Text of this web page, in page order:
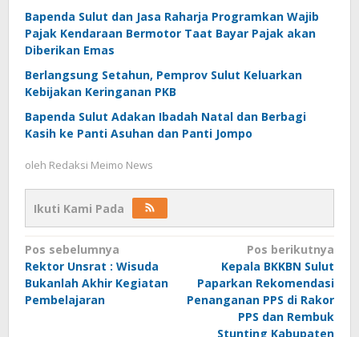
Bapenda Sulut dan Jasa Raharja Programkan Wajib
Pajak Kendaraan Bermotor Taat Bayar Pajak akan
Diberikan Emas
Berlangsung Setahun, Pemprov Sulut Keluarkan
Kebijakan Keringanan PKB
Bapenda Sulut Adakan Ibadah Natal dan Berbagi
Kasih ke Panti Asuhan dan Panti Jompo
oleh Redaksi Meimo News
Ikuti Kami Pada
Navigasi
pos
Pos sebelumnya
Rektor Unsrat : Wisuda
Bukanlah Akhir Kegiatan
Pembelajaran
Pos berikutnya
Kepala BKKBN Sulut
Paparkan Rekomendasi
Penanganan PPS di Rakor
PPS dan Rembuk
Stunting Kabupaten